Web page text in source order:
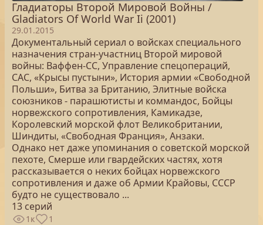
Гладиаторы Второй Мировой Войны /
Gladiators Of World War Ii (2001)
29.01.2015
Документальный сериал о войсках специального
назначения стран-участниц Второй мировой
войны: Ваффен-СС, Управление спецопераций,
САС, «Крысы пустыни», История армии «Свободной
Польши», Битва за Британию, Элитные войска
союзников - парашютисты и коммандос, Бойцы
норвежского сопротивления, Камикадзе,
Королевский морской флот Великобритании,
Шиндиты, «Свободная Франция», Анзаки.
Однако нет даже упоминания о советской морской
пехоте, Смерше или гвардейских частях, хотя
рассказывается о неких бойцах норвежского
сопротивления и даже об Армии Крайовы, СССР
будто не существовало ...
13 серий
1к 1